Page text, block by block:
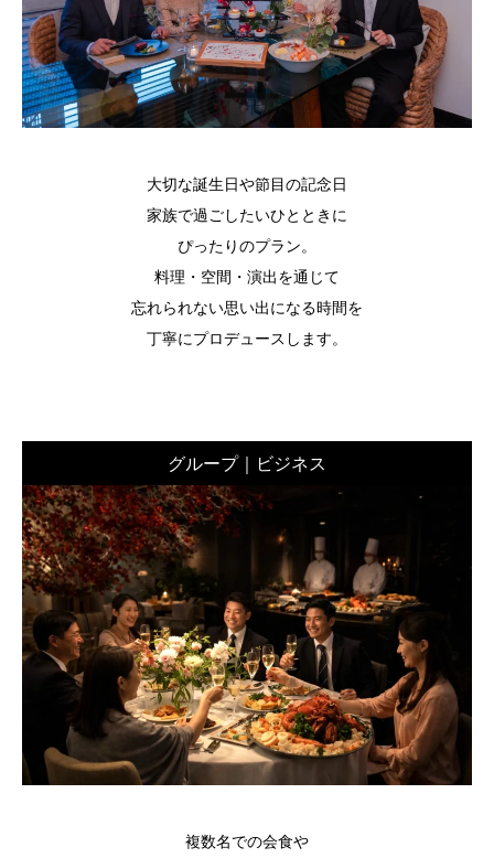
大切な誕生日や節目の記念日
家族で過ごしたいひとときに
ぴったりのプラン。
料理・空間・演出を通じて
忘れられない思い出になる時間を
丁寧にプロデュースします。
グループ｜ビジネス
複数名での会食や